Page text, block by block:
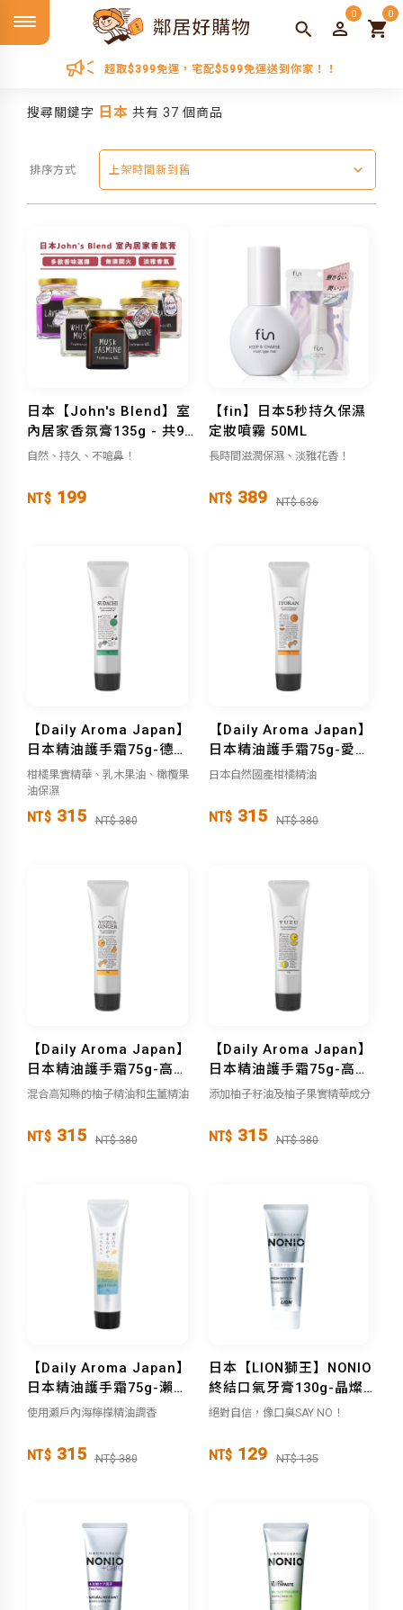
超取$399免運，宅配$599免運送到你家！！
0 0
搜尋關鍵字 日本 共有 37 個商品
排序方式 上架時間新到舊
日本【John's Blend】室
內居家香氛膏135g - 共9
款
自然、持久、不嗆鼻！
NT$ 199
【fin】日本5秒持久保濕
定妝噴霧 50ML
長時間滋潤保濕、淡雅花香！
NT$ 389 NT$ 636
【Daily Aroma Japan】
日本精油護手霜75g-德島
縣酢橘
柑橘果實精華、乳木果油、橄欖果
油保濕
NT$ 315 NT$ 380
【Daily Aroma Japan】
日本精油護手霜75g-愛媛/
香川縣蜜柑
日本自然國產柑橘精油
NT$ 315 NT$ 380
【Daily Aroma Japan】
日本精油護手霜75g-高知
縣柚子生薑
混合高知縣的柚子精油和生薑精油
NT$ 315 NT$ 380
【Daily Aroma Japan】
日本精油護手霜75g-高知
縣柚子
添加柚子籽油及柚子果實精華成分
NT$ 315 NT$ 380
【Daily Aroma Japan】
日本精油護手霜75g-瀨戶
內檸檬
使用瀨戶內海檸檬精油調香
NT$ 315 NT$ 380
日本【LION獅王】NONIO
終結口氣牙膏130g-晶燦
亮白
絕對自信，像口臭SAY NO！
NT$ 129 NT$ 135